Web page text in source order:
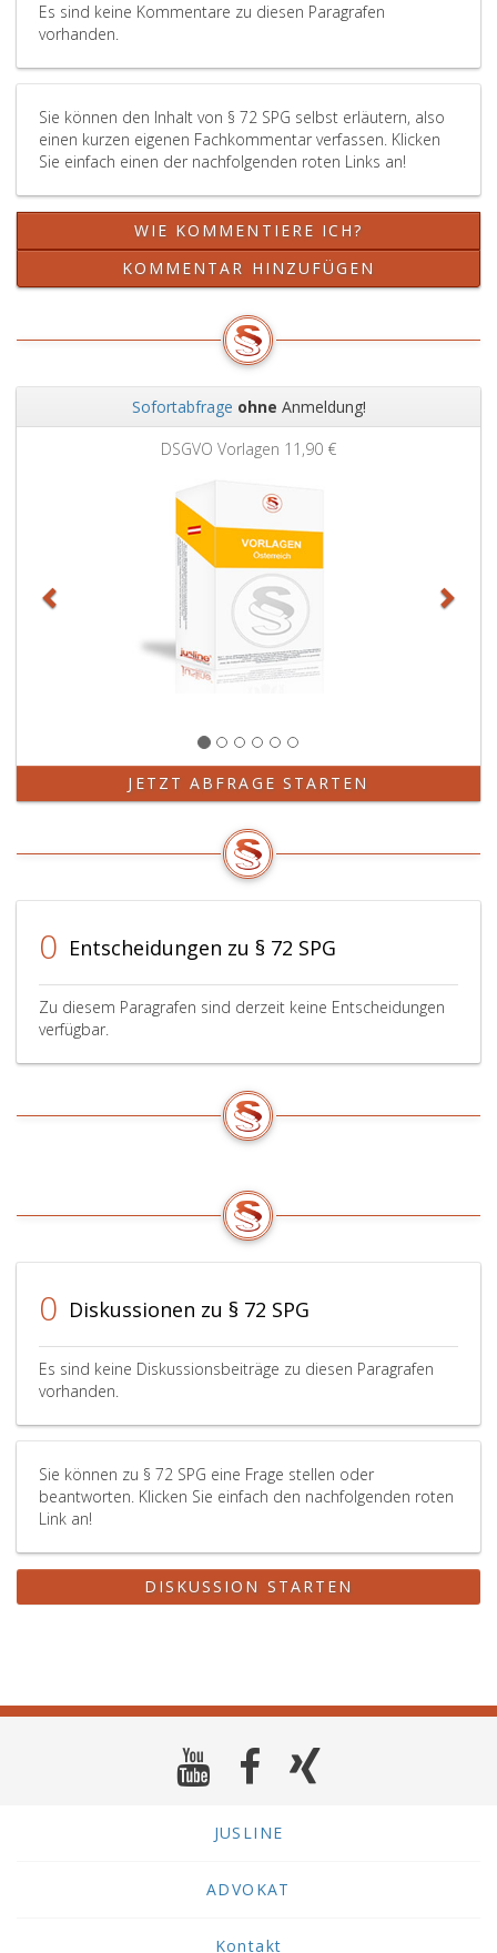
Es sind keine Kommentare zu diesen Paragrafen
vorhanden.
Sie können den Inhalt von § 72 SPG selbst erläutern, also
einen kurzen eigenen Fachkommentar verfassen. Klicken
Sie einfach einen der nachfolgenden roten Links an!
WIE KOMMENTIERE ICH?
KOMMENTAR HINZUFÜGEN
Sofortabfrage ohne Anmeldung!
DSGVO Vorlagen 11,90 €
JETZT ABFRAGE STARTEN
0 Entscheidungen zu § 72 SPG
Zu diesem Paragrafen sind derzeit keine Entscheidungen
verfügbar.
0 Diskussionen zu § 72 SPG
Es sind keine Diskussionsbeiträge zu diesen Paragrafen
vorhanden.
Sie können zu § 72 SPG eine Frage stellen oder
beantworten. Klicken Sie einfach den nachfolgenden roten
Link an!
DISKUSSION STARTEN
JUSLINE
ADVOKAT
Kontakt